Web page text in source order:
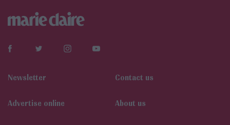
Newsletter Contact us
Αdvertise online About us